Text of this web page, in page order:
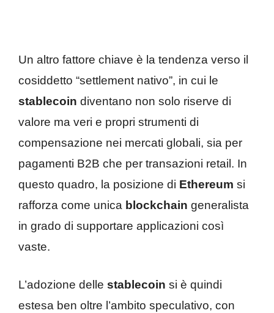
Un altro fattore chiave è la tendenza verso il
cosiddetto “settlement nativo”, in cui le
stablecoin diventano non solo riserve di
valore ma veri e propri strumenti di
compensazione nei mercati globali, sia per
pagamenti B2B che per transazioni retail. In
questo quadro, la posizione di Ethereum si
rafforza come unica blockchain generalista
in grado di supportare applicazioni così
vaste.
L’adozione delle stablecoin si è quindi
estesa ben oltre l’ambito speculativo, con